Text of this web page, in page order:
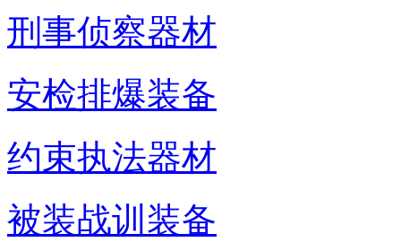
刑事侦察器材
安检排爆装备
约束执法器材
被装战训装备